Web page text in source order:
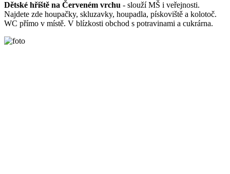
Dětské hřiště na Červeném vrchu - slouží MŠ i veřejnosti.
Najdete zde houpačky, skluzavky, houpadla, pískoviště a kolotoč.
WC přímo v místě. V blízkosti obchod s potravinami a cukrárna.